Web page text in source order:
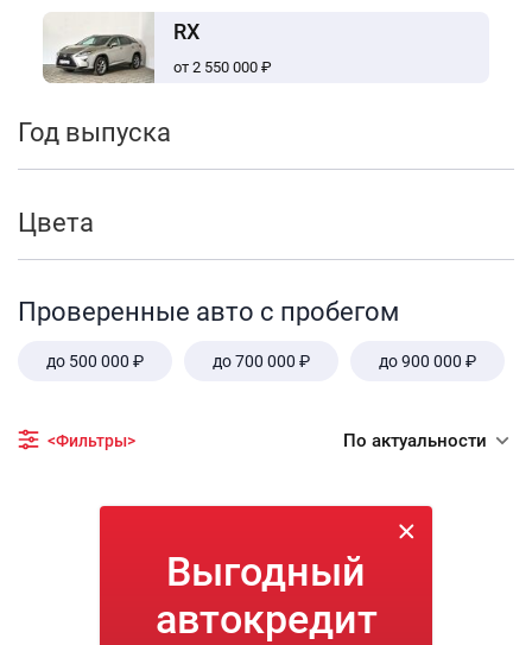
RX
от 2 550 000 ₽
Год выпуска
Цвета
Проверенные авто с пробегом
до 500 000 ₽ до 700 000 ₽ до 900 000 ₽
<Фильтры> По актуальности
Выгодный
автокредит